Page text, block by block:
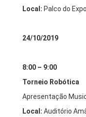
Local: Palco do
24/10/2019
8:00 – 9:00
Torneio Robótica
Apresentação
Local: Auditório